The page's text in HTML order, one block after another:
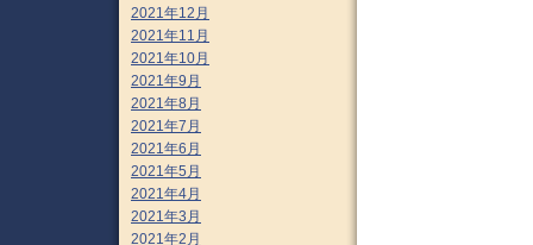
2021年12月
2021年11月
2021年10月
2021年9月
2021年8月
2021年7月
2021年6月
2021年5月
2021年4月
2021年3月
2021年2月